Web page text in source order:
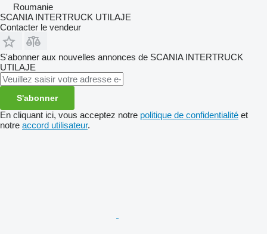
Roumanie
SCANIA INTERTRUCK UTILAJE
Contacter le vendeur
S'abonner aux nouvelles annonces de SCANIA INTERTRUCK
UTILAJE
S'abonner
En cliquant ici, vous acceptez notre politique de confidentialité et
notre accord utilisateur.